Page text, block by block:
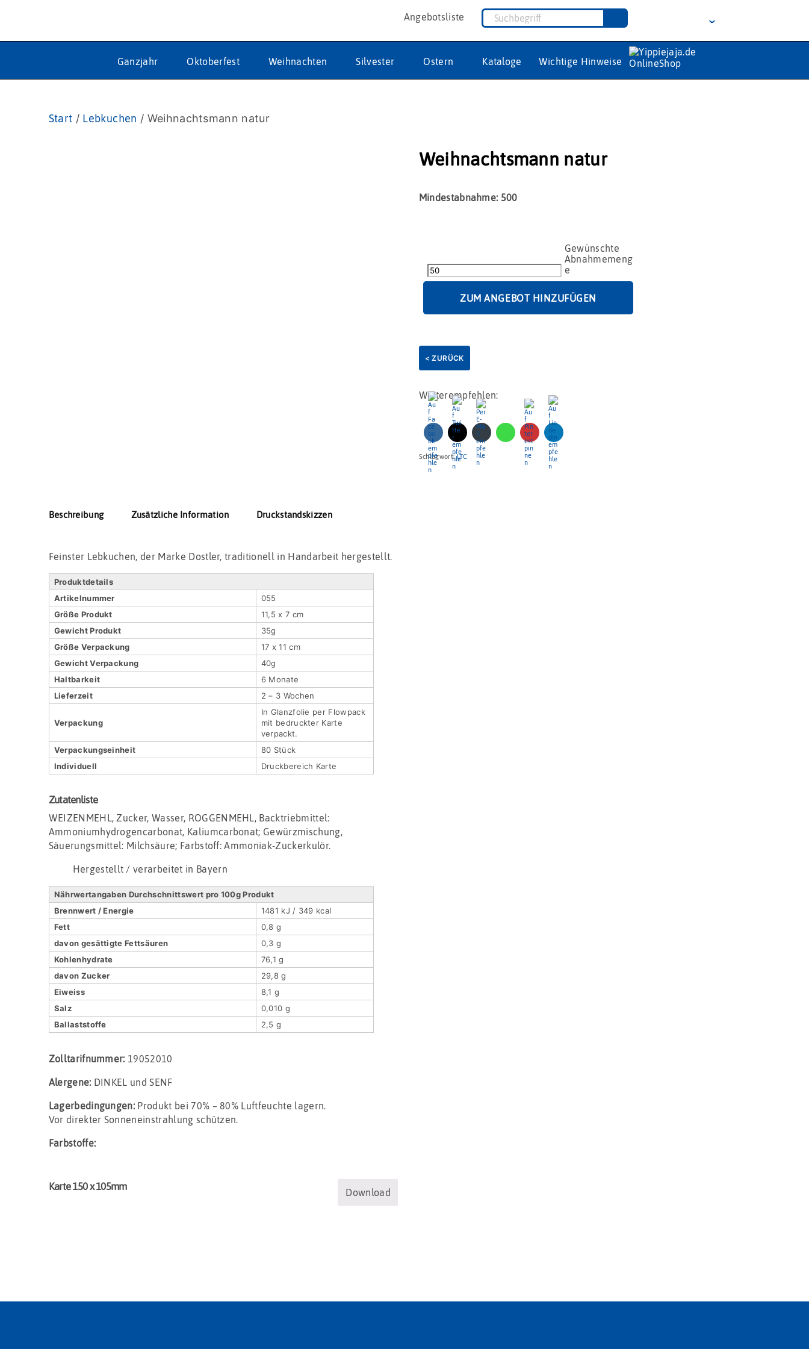
Angebotsliste
Ganzjahr Oktoberfest Weihnachten Silvester Ostern Kataloge Wichtige Hinweise
Start / Lebkuchen / Weihnachtsmann natur
Weihnachtsmann natur
Mindestabnahme: 500
Menge
ZUM ANGEBOT HINZUFÜGEN
< ZURÜCK
Weiterempfehlen:
Schlagwort:LTC
Beschreibung Zusätzliche Information Druckstandskizzen
Feinster Lebkuchen, der Marke Dostler, traditionell in Handarbeit hergestellt.
Produktdetails
Artikel­nummer
055
Größe Produkt
11,5 x 7 cm
Gewicht Produkt
35g
Größe Verpackung
17 x 11 cm
Gewicht Verpackung
40g
Haltbar­keit
6 Monate
Lieferzeit
2 – 3 Wochen
Verpackung
In Glanzfolie per Flowpack
mit bedruckter Karte
verpackt.
Verpackungs­einheit
80 Stück
Indivi­duell
Druckbereich Karte
Zutatenliste
WEIZENMEHL, Zucker, Wasser, ROGGENMEHL, Backtriebmittel:
Ammoniumhydrogencarbonat, Kaliumcarbonat; Gewürzmischung,
Säuerungsmittel: Milchsäure; Farbstoff: Ammoniak-Zuckerkulör.
Hergestellt / verarbeitet in Bayern
Nährwertangaben Durchschnittswert pro 100g Produkt
Brennwert / Energie
1481 kJ / 349 kcal
Fett
0,8 g
davon gesättigte Fettsäuren
0,3 g
Kohlenhydrate
76,1 g
davon Zucker
29,8 g
Eiweiss
8,1 g
Salz
0,010 g
Ballaststoffe
2,5 g
Zolltarifnummer: 19052010
Alergene: DINKEL und SENF
Lagerbedingungen: Produkt bei 70% – 80% Luftfeuchte lagern.
Vor direkter Sonneneinstrahlung schützen.
Farbstoffe:
Karte 150 x 105mm Download